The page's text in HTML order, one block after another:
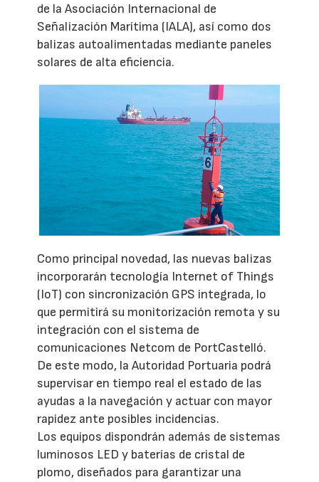
de la Asociación Internacional de
Señalización Marítima (IALA), así como dos
balizas autoalimentadas mediante paneles
solares de alta eficiencia.
Como principal novedad, las nuevas balizas
incorporarán tecnología Internet of Things
(IoT) con sincronización GPS integrada, lo
que permitirá su monitorización remota y su
integración con el sistema de
comunicaciones Netcom de PortCastelló.
De este modo, la Autoridad Portuaria podrá
supervisar en tiempo real el estado de las
ayudas a la navegación y actuar con mayor
rapidez ante posibles incidencias.
Los equipos dispondrán además de sistemas
luminosos LED y baterías de cristal de
plomo, diseñados para garantizar una